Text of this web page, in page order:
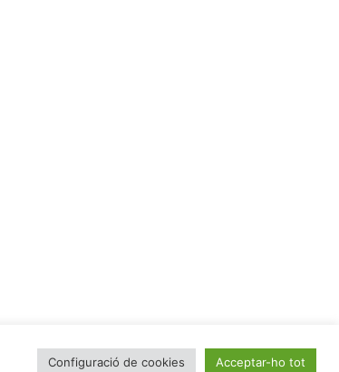
Configuració de cookies Acceptar-ho tot